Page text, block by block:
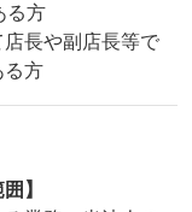
る方
店長や副店長等で
る方
】